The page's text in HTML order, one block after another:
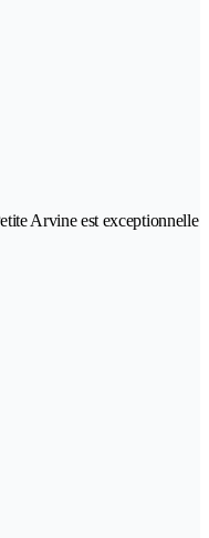
Arvine est exceptionnelle